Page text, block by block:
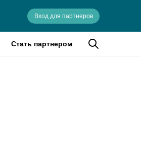
Вход для партнеров
Стать партнером